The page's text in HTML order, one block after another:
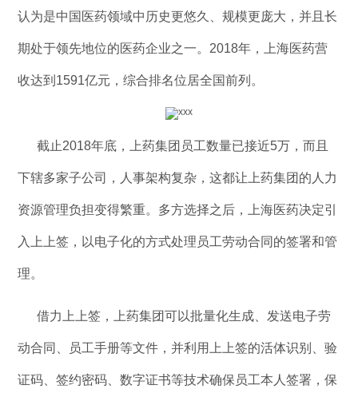
认为是中国医药领域中历史更悠久、规模更庞大，并且长
期处于领先地位的医药企业之一。2018年，上海医药营
收达到1591亿元，综合排名位居全国前列。
截止2018年底，上药集团员工数量已接近5万，而且
下辖多家子公司，人事架构复杂，这都让上药集团的人力
资源管理负担变得繁重。多方选择之后，上海医药决定引
入上上签，以电子化的方式处理员工劳动合同的签署和管
理。
借力上上签，上药集团可以批量化生成、发送电子劳
动合同、员工手册等文件，并利用上上签的活体识别、验
证码、签约密码、数字证书等技术确保员工本人签署，保